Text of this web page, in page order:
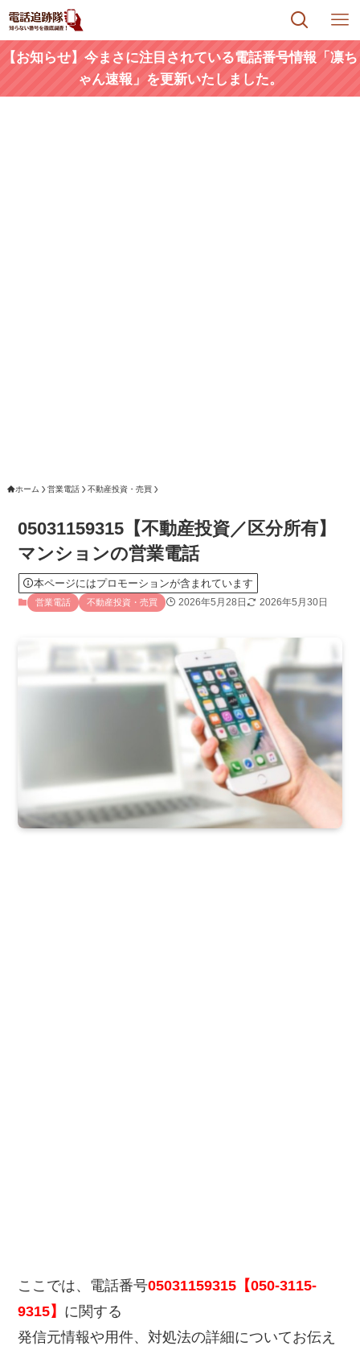
【お知らせ】今まさに注目されている電話番号情報「凛ち
ゃん速報」を更新いたしました。
ホーム 営業電話 不動産投資・売買
05031159315【不動産投資／区分所有】
マンションの営業電話
本ページにはプロモーションが含まれています
営業電話 不動産投資・売買 2026年5月28日 2026年5月30日
ここでは、電話番号05031159315【050-3115-
9315】 に関する
発信元情報や用件、対処法の詳細についてお伝え